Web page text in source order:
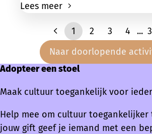
Lees meer
1 2 3 4 ...
Naar doorlopende
Adopteer een stoel
Maak cultuur toegankelijk voor
Help mee om cultuur toegankelijker
jouw gift geef je iemand met een